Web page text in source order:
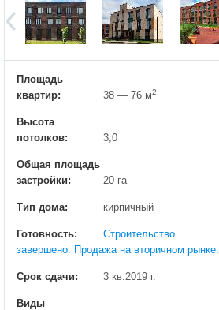
Площадь
квартир:
38 — 76 м2
Высота
потолков:
3,0
Общая площадь
застройки:
20 га
Тип дома: кирпичный
Готовность:
Строительство
завершено. Продажа на вторичном рынке.
Срок сдачи: 3 кв.2019 г.
Виды